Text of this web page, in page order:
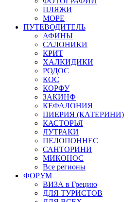
ПЛЯЖИ
МОРЕ
ПУТЕВОДИТЕЛЬ
АФИНЫ
САЛОНИКИ
КРИТ
ХАЛКИДИКИ
РОДОС
КОС
КОРФУ
ЗАКИНФ
КЕФАЛОНИЯ
ПИЕРИЯ (КАТЕРИНИ)
КАСТОРЬЯ
ЛУТРАКИ
ПЕЛОПОННЕС
САНТОРИНИ
МИКОНОС
Все регионы
ФОРУМ
ВИЗА в Грецию
ДЛЯ ТУРИСТОВ